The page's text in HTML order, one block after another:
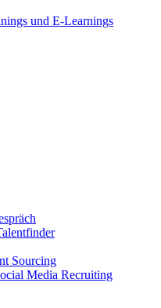
und E-Learnings
Sourcing
Media Recruiting